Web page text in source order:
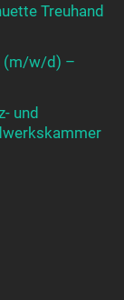
Treuhand
(m/w/d) –
und